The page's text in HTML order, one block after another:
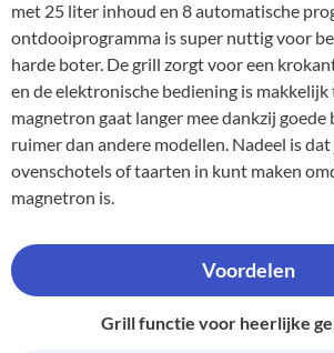
met 25 liter inhoud en 8 automatische
ontdooiprogramma is super nuttig voor
harde boter. De grill zorgt voor een
en de elektronische bediening is makkelijk
magnetron gaat langer mee dankzij
ruimer dan andere modellen. Nadeel is dat
ovenschotels of taarten in kunt maken
magnetron is.
Voordelen
Grill functie voor heerlijke